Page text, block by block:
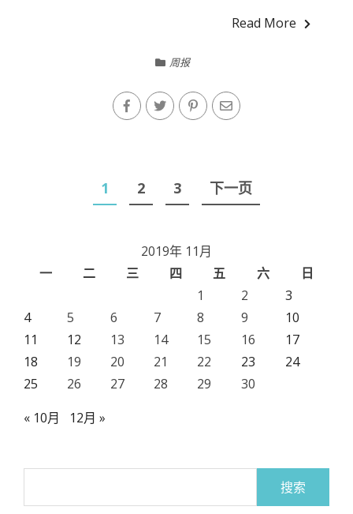
Read More
周报
1 2 3 下一页
2019年 11月
一
二 三 四 五 六
日
1
2
3
4
5 6 7 8 9
10
11
12 13 14 15 16
17
18
19 20 21 22 23
24
25
26 27 28 29
30
« 10月
12月 »